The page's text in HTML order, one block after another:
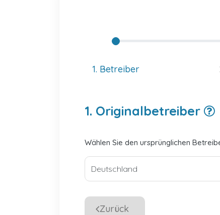
1. Betreiber
1. Originalbetreiber
Wählen Sie den ursprünglichen
Zurück